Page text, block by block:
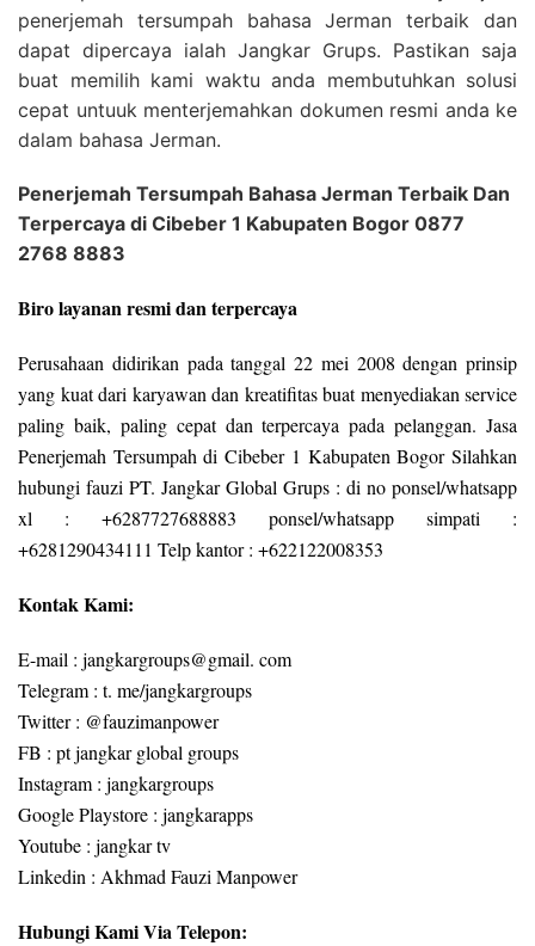
penerjemah tersumpah bahasa Jerman terbaik dan
dapat dipercaya ialah Jangkar Grups. Pastikan saja
buat memilih kami waktu anda membutuhkan solusi
cepat untuuk menterjemahkan dokumen resmi anda ke
dalam bahasa Jerman.
Penerjemah Tersumpah Bahasa Jerman Terbaik Dan
Terpercaya di Cibeber 1 Kabupaten Bogor 0877
2768 8883
Biro layanan resmi dan terpercaya
Perusahaan didirikan pada tanggal 22 mei 2008 dengan prinsip
yang kuat dari karyawan dan kreatifitas buat menyediakan service
paling baik, paling cepat dan terpercaya pada pelanggan. Jasa
Penerjemah Tersumpah di Cibeber 1 Kabupaten Bogor Silahkan
hubungi fauzi PT. Jangkar Global Grups : di no ponsel/whatsapp
xl : +6287727688883 ponsel/whatsapp simpati :
+6281290434111 Telp kantor : +622122008353
Kontak Kami:
E-mail : jangkargroups@gmail. com
Telegram : t. me/jangkargroups
Twitter : @fauzimanpower
FB : pt jangkar global groups
Instagram : jangkargroups
Google Playstore : jangkarapps
Youtube : jangkar tv
Linkedin : Akhmad Fauzi Manpower
Hubungi Kami Via Telepon: